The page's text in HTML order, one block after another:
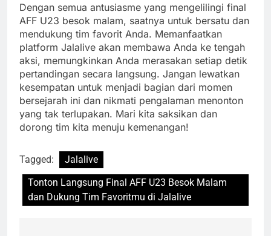
Dengan semua antusiasme yang mengelilingi final
AFF U23 besok malam, saatnya untuk bersatu dan
mendukung tim favorit Anda. Memanfaatkan
platform Jalalive akan membawa Anda ke tengah
aksi, memungkinkan Anda merasakan setiap detik
pertandingan secara langsung. Jangan lewatkan
kesempatan untuk menjadi bagian dari momen
bersejarah ini dan nikmati pengalaman menonton
yang tak terlupakan. Mari kita saksikan dan
dorong tim kita menuju kemenangan!
Tagged:
Jalalive
Tonton Langsung Final AFF U23 Besok Malam
dan Dukung Tim Favoritmu di Jalalive